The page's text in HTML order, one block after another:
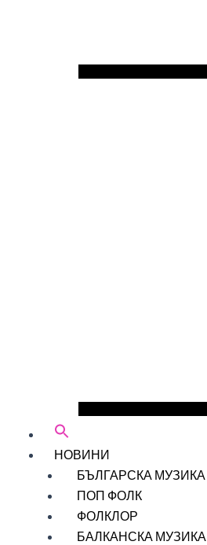
НОВИНИ
БЪЛГАРСКА МУЗИКА
ПОП ФОЛК
ФОЛКЛОР
БАЛКАНСКА МУЗИКА